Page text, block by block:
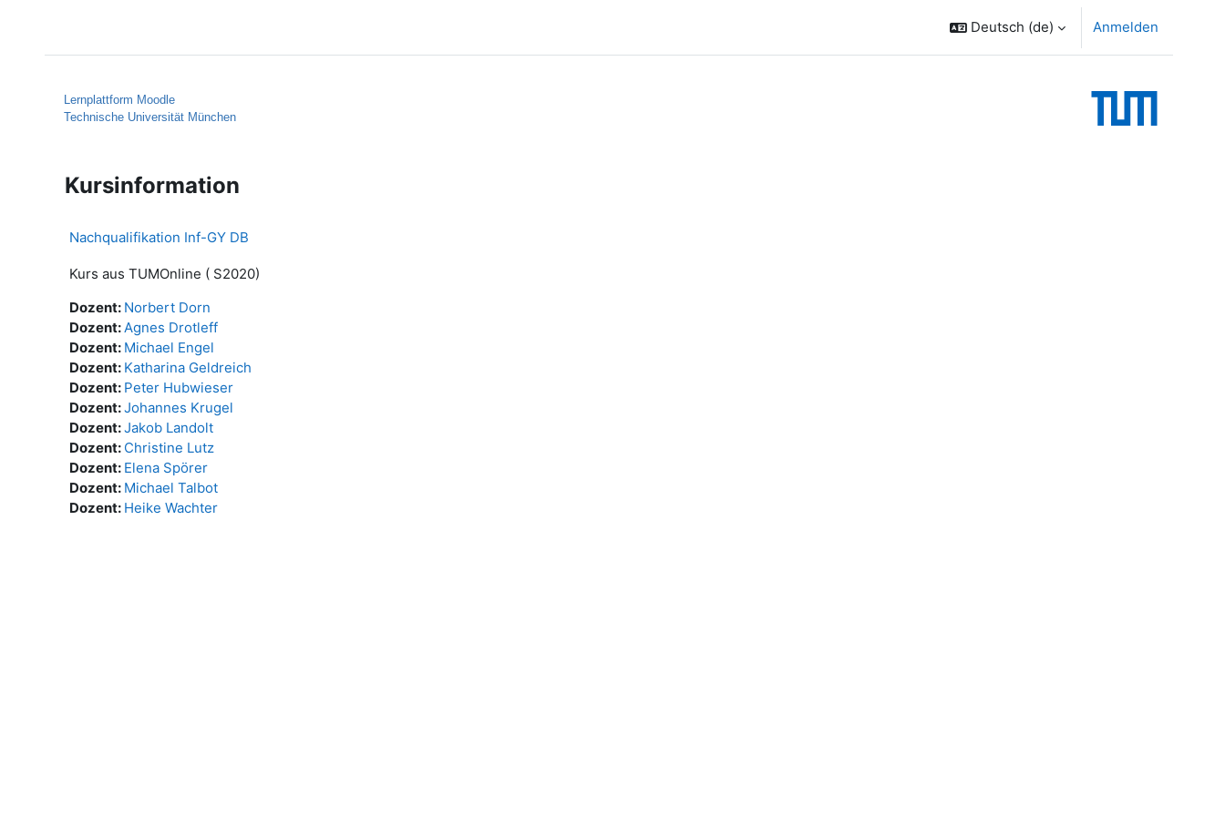
Deutsch ‎(de)‎ Anmelden
Lernplattform Moodle
Technische Universität München
Kursinformation
Nachqualifikation Inf-GY DB
Kurs aus TUMOnline ( S2020)
Dozent: Norbert Dorn
Dozent:Agnes Drotleff
Dozent: Michael Engel
Dozent: Katharina Geldreich
Dozent: Peter Hubwieser
Dozent:Johannes Krugel
Dozent:Jakob Landolt
Dozent: Christine Lutz
Dozent: Elena Spörer
Dozent: Michael Talbot
Dozent: Heike Wachter